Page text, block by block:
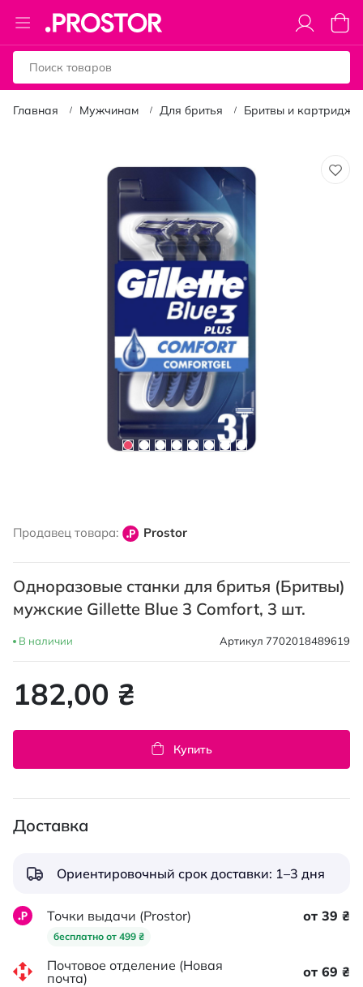
Toggle
Nav
Моя
Главная Мужчинам Для бритья Бритвы и картриджи
началу
изображений
Продавец товара: Prostor
Одноразовые станки для бритья (Бритвы)
мужские Gillette Blue 3 Comfort, 3 шт.
В наличии Артикул 7702018489619
182,00 ₴
Купить
Доставка
Ориентировочный срок доставки: 1–3 дня
Точки выдачи (Prostor)
бесплатно от 499 ₴
от 39 ₴
Почтовое отделение (Новая
почта)
от 69 ₴